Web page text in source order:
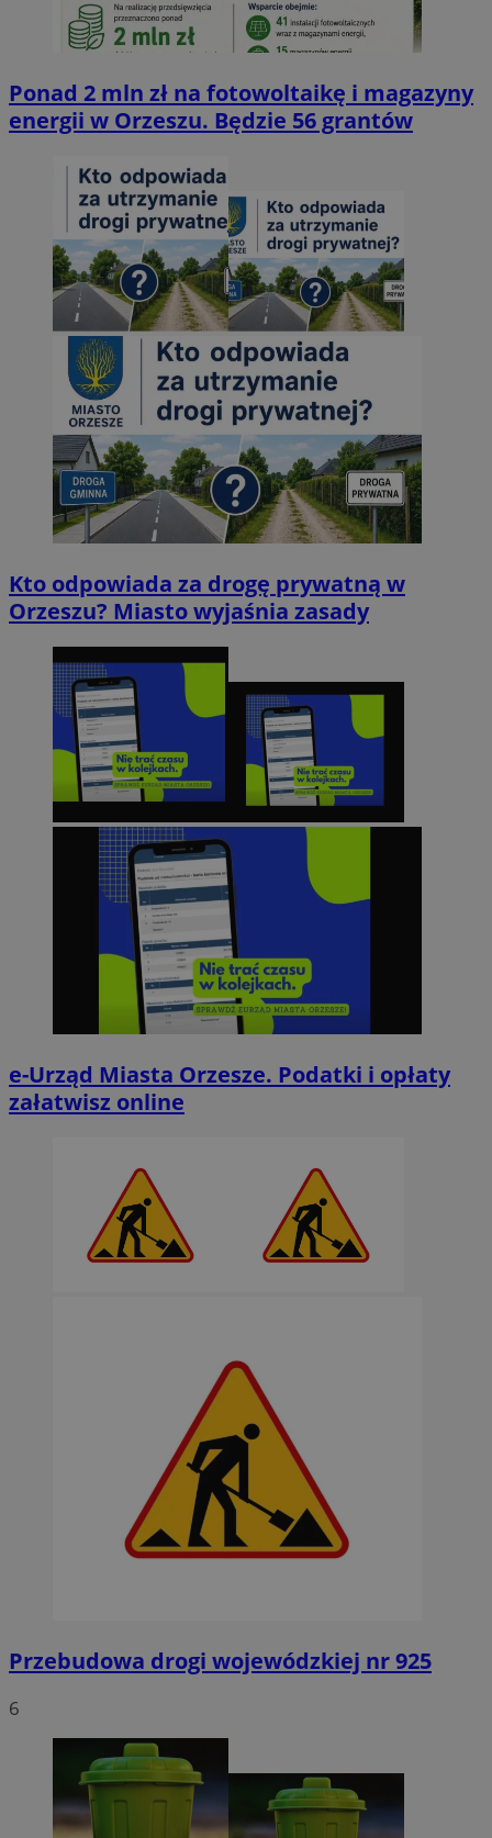
Ponad 2 mln zł na fotowoltaikę i magazyny
energii w Orzeszu. Będzie 56 grantów
Kto odpowiada za drogę prywatną w
Orzeszu? Miasto wyjaśnia zasady
e-Urząd Miasta Orzesze. Podatki i opłaty
załatwisz online
Przebudowa drogi wojewódzkiej nr 925
6